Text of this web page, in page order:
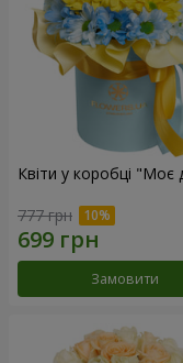
Квіти у коробці "Моє
777 грн
Замовити